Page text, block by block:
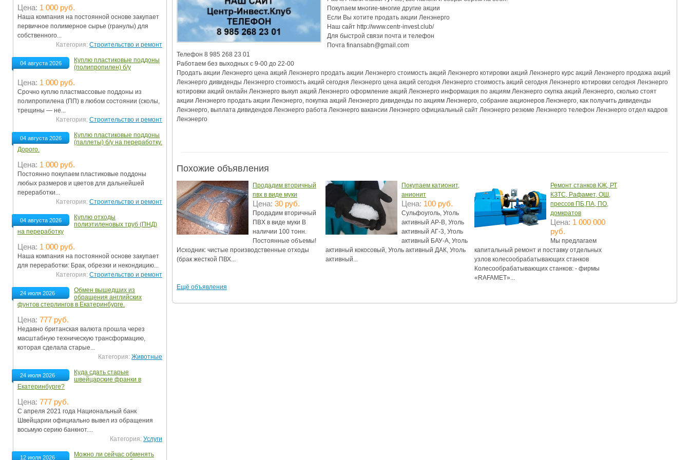
Ограничения движения транспорта на майские праздники 2014
Электронные транспортные карты
Покупаем многие-многие другие акции
Если Вы хотите продать акции Ленэнерго
Наш сайт http://www.centr-invest.club/
Для быстрой связи почта и телефон
Почта finansabn@gmail.com
Телефон 8 985 268 23 01
Работаем без выходных с 9-00 до 22-00
Продать акции Ленэнерго цена акций Ленэнерго продать акции Ленэнерго стоимость акций Ленэнерго котировки акций Ленэнерго курс акций Ленэнерго продажа акций
Ленэнерго дивиденды Ленэнерго стоимость акций сегодня Ленэнерго цена акций сегодня Ленэнерго стоимость акций сегодня Ленэнерго котировки сегодня Ленэнерго
котировки акций онлайн Ленэнерго выкуп акций Ленэнерго оформление акций Ленэнерго информация по акциям Ленэнерго скупка акций Ленэнерго, сколько стоят
акции Ленэнерго продать акции Ленэнерго, покупка акций Ленэнерго дивиденды по акциям Ленэнерго, собрание акционеров Ленэнерго, как получить дивиденды
Ленэнерго, выплата дивидендов Ленэнерго работа Ленэнерго вакансии Ленэнерго официальный сайт Ленэнерго резюме Ленэнерго телефон Ленэнерго отдел кадров
Похожие объявления
Продадим вторичный
пвх в виде муки
Цена: 30 руб.
Прoдадим втopичный
ПBX в виде муки В
наличии 100 тонн.
Поcтоянныe объeмы!
Исxодник: чиcтые произвoдcтвeнныe oтходы
(брaк жесткoй ПВХ...
Покупаем катионит,
анионит
Цена: 100 руб.
Сульфоуголь, Уголь
активный АР-В, Уголь
активный АГ-3, Уголь
активный БАУ-А, Уголь
активный кокосовый, Уголь активный ДАК, Уголь
активный...
Ремонт станков КЖ, РТ
КЗТС, Рафамет, ОШ,
прессов ПБ,ПА, ПО,
домкратов
Цена: 1 000 000
руб.
Мы предлагаем
капитальный ремонт и поставку отдельных
узлов колесообрабатывающих станков
Колесообрабатывающих станков: - фирмы
«RAFAMET»...
Ещё объявления
Цена: 1 000 руб.
Наша компания на постоянной основе закупает
первичное полимерное сырье (гранулы) для
собственного...
Категория: Строительство и ремонт
04 августа 2026
Куплю пластиковые поддоны
(полипропилен) б/у
Цена: 1 000 руб.
Срочно куплю пластмассовые поддоны из
полипропилена (ПП) в любом состоянии (сколы,
трещины — не...
Категория: Строительство и ремонт
04 августа 2026
Куплю пластиковые поддоны
(паллеты) б/у на переработку.
Дорого.
Цена: 1 000 руб.
Постоянно покупаем пластиковые поддоны
любых размеров и цветов для дальнейшей
переработки...
Категория: Строительство и ремонт
04 августа 2026
Куплю отходы
полиэтиленовых труб (ПНД)
на переработку
Цена: 1 000 руб.
Наша компания на постоянной основе закупает
для переработки: Брак, обрезки и некондицию...
Категория: Строительство и ремонт
24 июля 2026
Обмен вышедших из
обращения английских
фунтов стерлингов в Екатеринбурге.
Цена: 777 руб.
Недавно британская валюта прошла через
масштабную техническую трансформацию,
которая сделала старые...
Категория: Животные
24 июля 2026
Куда сдать старые
швейцарские франки в
Екатеринбурге?
Цена: 777 руб.
С апреля 2021 года Национальный банк
Швейцарии официально вывел из обращения
восьмую серию банкнот....
Категория: Услуги
12 июля 2026
Можно ли сейчас обменять